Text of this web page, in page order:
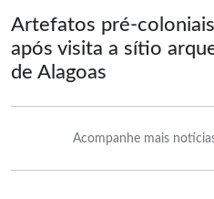
Artefatos pré-
após visita a sítio
de Alagoas
Acompanhe mais